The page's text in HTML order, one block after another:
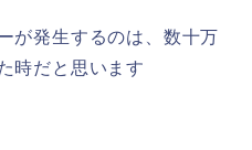
が発生するのは、数十万
時だと思います